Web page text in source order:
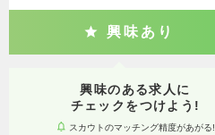
興味あり
興味のある求人に
チェックをつけよう!
スカウトのマッチング精度があがる!